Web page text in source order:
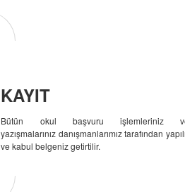
KAYIT
Bütün okul başvuru işlemleriniz
yazışmalarınız danışmanlarımız tarafından
ve kabul belgeniz getirtilir.